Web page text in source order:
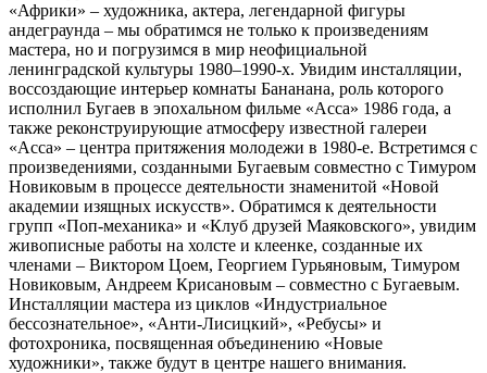
«Африки» – художника, актера, легендарной фигуры
андеграунда – мы обратимся не только к произведениям
мастера, но и погрузимся в мир неофициальной
ленинградской культуры 1980–1990-х. Увидим инсталляции,
воссоздающие интерьер комнаты Бананана, роль которого
исполнил Бугаев в эпохальном фильме «Асса» 1986 года, а
также реконструирующие атмосферу известной галереи
«Асса» – центра притяжения молодежи в 1980-е. Встретимся с
произведениями, созданными Бугаевым совместно с Тимуром
Новиковым в процессе деятельности знаменитой «Новой
академии изящных искусств». Обратимся к деятельности
групп «Поп-механика» и «Клуб друзей Маяковского», увидим
живописные работы на холсте и клеенке, созданные их
членами – Виктором Цоем, Георгием Гурьяновым, Тимуром
Новиковым, Андреем Крисановым – совместно с Бугаевым.
Инсталляции мастера из циклов «Индустриальное
бессознательное», «Анти-Лисицкий», «Ребусы» и
фотохроника, посвященная объединению «Новые
художники», также будут в центре нашего внимания.